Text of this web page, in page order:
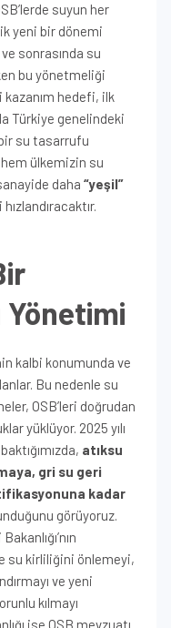
suyun her
yeni bir dönemi
sonrasında su
bu yönetmeliği
kazanım hedefi, ilk
Türkiye genelindeki
su tasarrufu
ülkemizin su
daha “yeşil”
Yönetimi
kalbi konumunda ve
Bu nedenle su
OSB’leri doğrudan
yüklüyor. 2025 yılı
atıksu
gri su geri
kadar
görüyoruz.
su kirliliğini önlemeyi,
ve yeni
kılmayı
ise OSB mevzuatı